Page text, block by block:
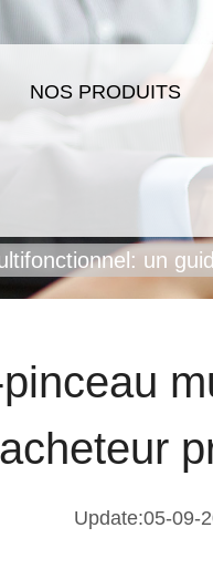
NOS PRODUITS
un
Update:05-09-